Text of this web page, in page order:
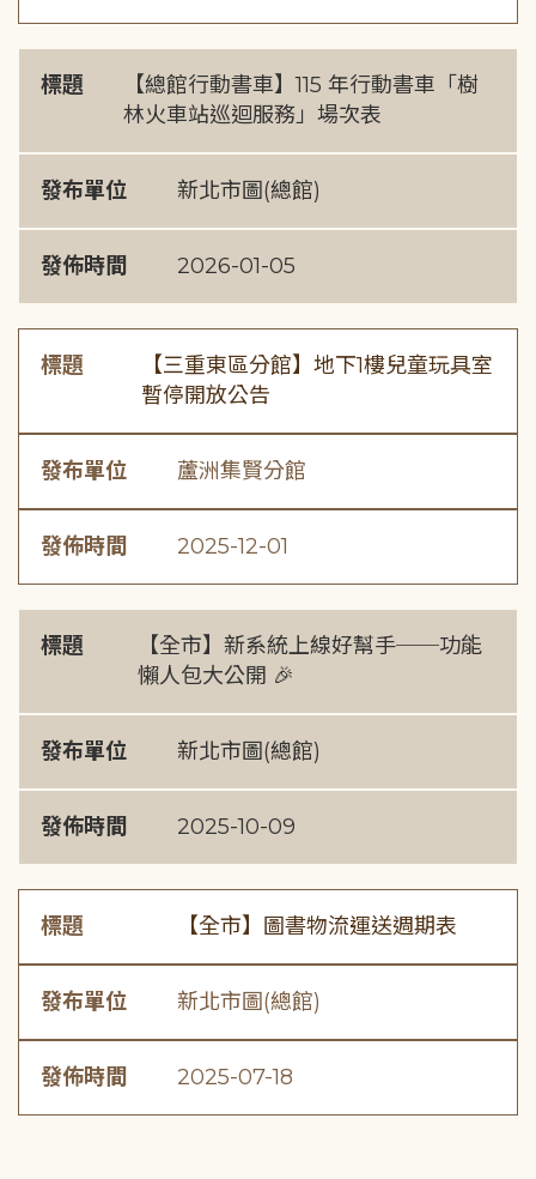
標題
【總館行動書車】115 年行動書車「樹
林火車站巡迴服務」場次表
發布單位 新北市圖(總館)
發佈時間 2026-01-05
標題
【三重東區分館】地下1樓兒童玩具室
暫停開放公告
發布單位 蘆洲集賢分館
發佈時間 2025-12-01
標題
【全市】新系統上線好幫手──功能
懶人包大公開 🎉
發布單位 新北市圖(總館)
發佈時間 2025-10-09
標題 【全市】圖書物流運送週期表
發布單位 新北市圖(總館)
發佈時間 2025-07-18